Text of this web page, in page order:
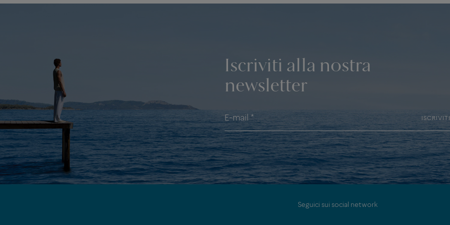
Iscriviti alla nostra
newsletter
ISCRIVITI
Seguici sui social network